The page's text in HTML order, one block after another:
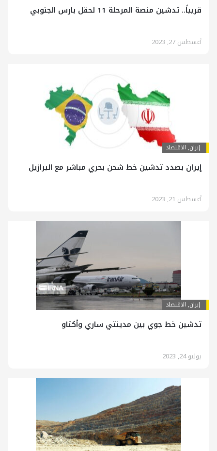
قريباً.. تدشين منصة المرحلة 11 لحقل بارس الجنوبي
أغسطس 27, 2023
إيران, الاقتصاد
إيران بصدد تدشين خط شحن بحري مباشر مع البرازيل
أغسطس 21, 2023
إيران, الاقتصاد
تدشين خط جوي بين مدينتي ساري وأكتاو
يوليو 24, 2023